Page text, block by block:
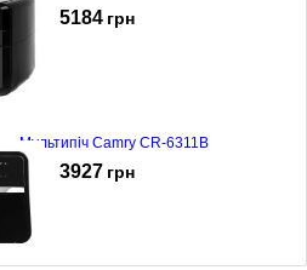
5184 грн
Мультипіч Camry CR-6311B
3927 грн